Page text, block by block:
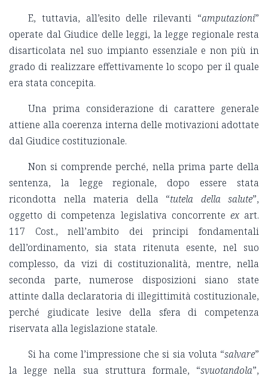
E, tuttavia, all’esito delle rilevanti “amputazioni”
operate dal Giudice delle leggi, la legge regionale resta
disarticolata nel suo impianto essenziale e non più in
grado di realizzare effettivamente lo scopo per il quale
era stata concepita.
Una prima considerazione di carattere generale
attiene alla coerenza interna delle motivazioni adottate
dal Giudice costituzionale.
Non si comprende perché, nella prima parte della
sentenza, la legge regionale, dopo essere stata
ricondotta nella materia della “tutela della salute”,
oggetto di competenza legislativa concorrente exart.
117 Cost., nell’ambito dei principi fondamentali
dell’ordinamento, sia stata ritenuta esente, nel suo
complesso, da vizi di costituzionalità, mentre, nella
seconda parte, numerose disposizioni siano state
attinte dalla declaratoria di illegittimità costituzionale,
perché giudicate lesive della sfera di competenza
riservata alla legislazione statale.
Si ha come l’impressione che si sia voluta “salvare”
la legge nella sua struttura formale, “svuotandola”,